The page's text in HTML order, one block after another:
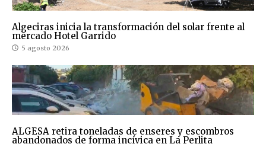
Algeciras inicia la transformación del solar frente al
mercado Hotel Garrido
5 agosto 2026
ALGESA retira toneladas de enseres y escombros
abandonados de forma incívica en La Perlita